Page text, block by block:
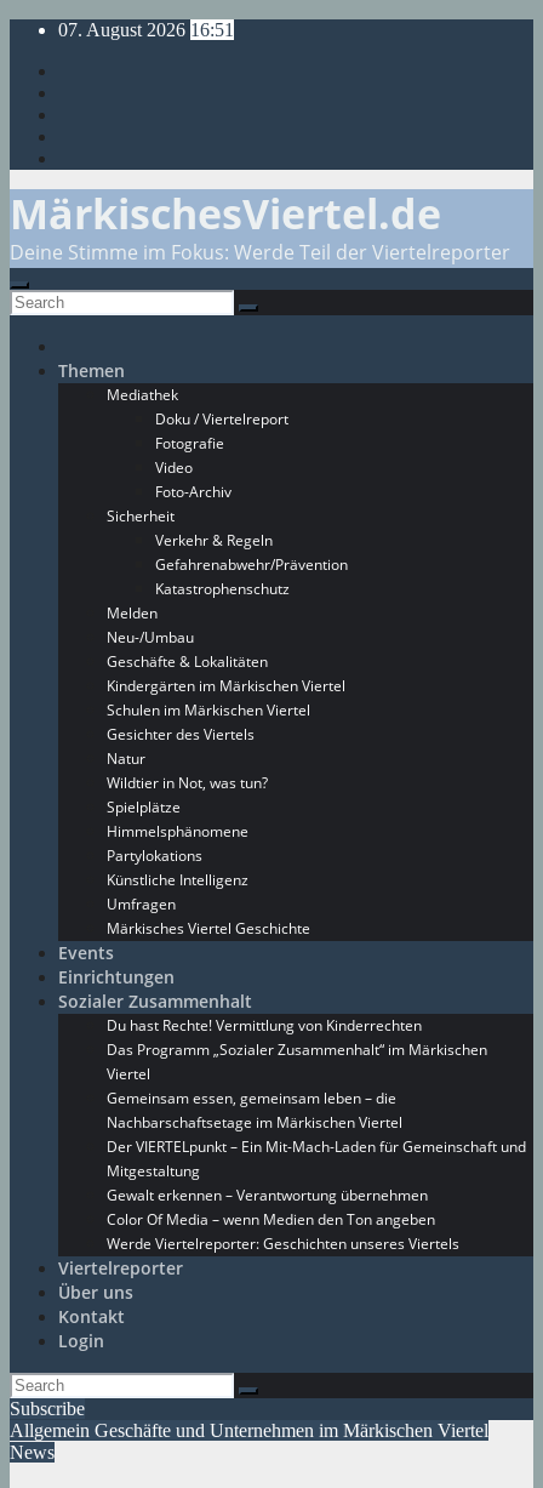
Skip
content
07. August 2026 16:51
MärkischesViertel.de
Deine Stimme im Fokus: Werde Teil der Viertelreporter
Themen
Mediathek
Doku / Viertelreport
Fotografie
Video
Foto-Archiv
Sicherheit
Verkehr & Regeln
Gefahrenabwehr/Prävention
Katastrophenschutz
Melden
Neu-/Umbau
Geschäfte & Lokalitäten
Kindergärten im Märkischen Viertel
Schulen im Märkischen Viertel
Gesichter des Viertels
Natur
Wildtier in Not, was tun?
Spielplätze
Himmelsphänomene
Partylokations
Künstliche Intelligenz
Umfragen
Märkisches Viertel Geschichte
Events
Einrichtungen
Sozialer Zusammenhalt
Du hast Rechte! Vermittlung von Kinderrechten
Das Programm „Sozialer Zusammenhalt“ im Märkischen
Viertel
Gemeinsam essen, gemeinsam leben – die
Nachbarschaftsetage im Märkischen Viertel
Der VIERTELpunkt – Ein Mit-Mach-Laden für Gemeinschaft und
Mitgestaltung
Gewalt erkennen – Verantwortung übernehmen
Color Of Media – wenn Medien den Ton angeben
Werde Viertelreporter: Geschichten unseres Viertels
Viertelreporter
Über uns
Kontakt
Login
Subscribe
Allgemein Geschäfte und Unternehmen im Märkischen Viertel
News